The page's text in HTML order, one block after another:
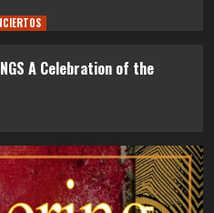
A Celebration of the